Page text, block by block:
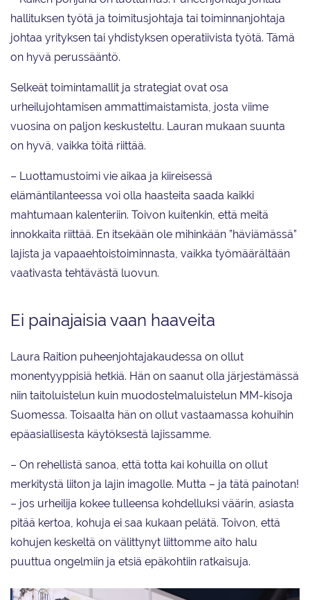
hallituksen työtä ja toimitusjohtaja tai toiminnanjohtaja
johtaa yrityksen tai yhdistyksen operatiivista työtä. Tämä
on hyvä perussääntö.
Selkeät toimintamallit ja strategiat ovat osa
urheilujohtamisen ammattimaistamista, josta viime
vuosina on paljon keskusteltu. Lauran mukaan suunta
on hyvä, vaikka töitä riittää.
– Luottamustoimi vie aikaa ja kiireisessä
elämäntilanteessa voi olla haasteita saada kaikki
mahtumaan kalenteriin. Toivon kuitenkin, että meitä
innokkaita riittää. En itsekään ole mihinkään ”häviämässä”
lajista ja vapaaehtoistoiminnasta, vaikka työmäärältään
vaativasta tehtävästä luovun.
Ei painajaisia vaan haaveita
Laura Raition puheenjohtajakaudessa on ollut
monentyyppisiä hetkiä. Hän on saanut olla järjestämässä
niin taitoluistelun kuin muodostelmaluistelun MM-kisoja
Suomessa. Toisaalta hän on ollut vastaamassa kohuihin
epäasiallisesta käytöksestä lajissamme.
– On rehellistä sanoa, että totta kai kohuilla on ollut
merkitystä liiton ja lajin imagolle. Mutta – ja tätä painotan!
– jos urheilija kokee tulleensa kohdelluksi väärin, asiasta
pitää kertoa, kohuja ei saa kukaan pelätä. Toivon, että
kohujen keskeltä on välittynyt liittomme aito halu
puuttua ongelmiin ja etsiä epäkohtiin ratkaisuja.